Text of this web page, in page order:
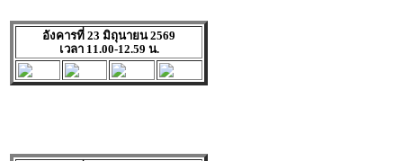
อังคารที่ 23 มิถุนายน 2569
เวลา 11.00-12.59 น.